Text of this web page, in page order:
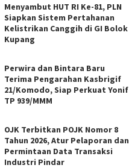
Menyambut HUT RI Ke-81, PLN
Siapkan Sistem Pertahanan
Kelistrikan Canggih di GI Bolok
Kupang
Perwira dan Bintara Baru
Terima Pengarahan Kasbrigif
21/Komodo, Siap Perkuat Yonif
TP 939/MMM
OJK Terbitkan POJK Nomor 8
Tahun 2026, Atur Pelaporan dan
Permintaan Data Transaksi
Industri Pindar